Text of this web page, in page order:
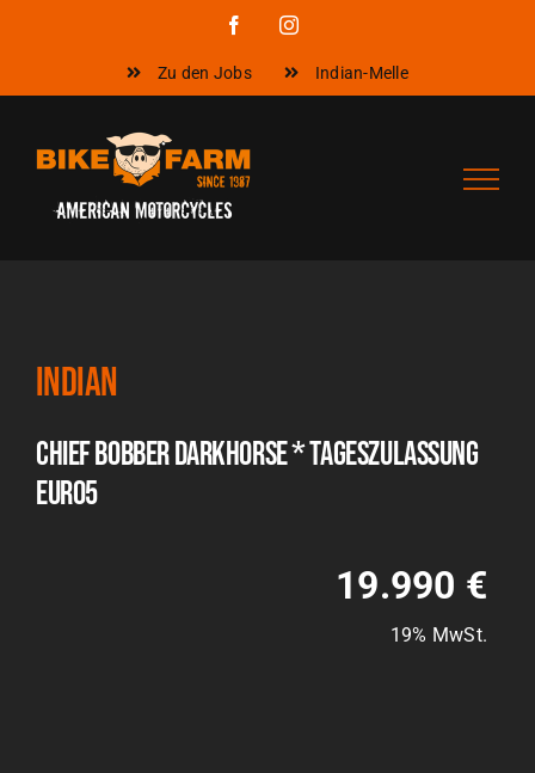
FacebookInstagram
Zu den Jobs Indian-Melle
Indian
CHIEF BOBBER DARKHORSE * TAGESZULASSUNG
EURO5
19.990 €
19% MwSt.